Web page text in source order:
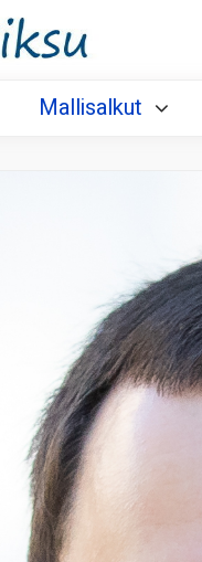
Mallisalkut